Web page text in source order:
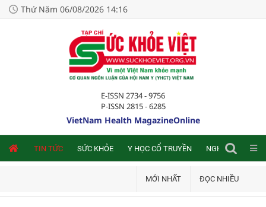
Thứ Năm 06/08/2026 14:16
E-ISSN 2734 - 9756
P-ISSN 2815 - 6285
VietNam Health MagazineOnline
TIN TỨC SỨC KHỎE Y HỌC CỔ TRUYỀN NGHIÊN CỨU
MỚI NHẤT ĐỌC NHIỀU